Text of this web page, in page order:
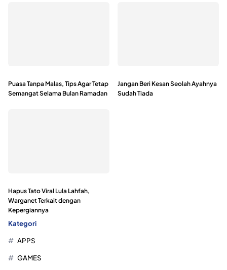
Puasa Tanpa Malas, Tips Agar Tetap
Semangat Selama Bulan Ramadan
Jangan Beri Kesan Seolah Ayahnya
Sudah Tiada
Hapus Tato Viral Lula Lahfah,
Warganet Terkait dengan
Kepergiannya
Kategori
APPS
GAMES